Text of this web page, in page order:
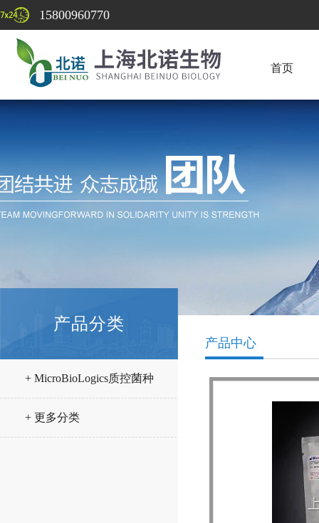
15800960770
首页
产品分类
+ MicroBioLogics质控菌种
+ 更多分类
产品中心